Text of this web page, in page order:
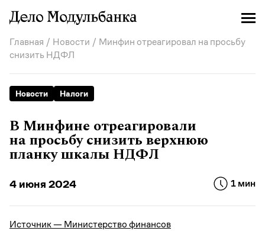
Главная / Новости / Минфин отреагировал на просьбу
снизить НДФЛ
Новости Налоги
В Минфине отреагировали
на просьбу снизить верхнюю
планку шкалы НДФЛ
4 июня 2024 1 мин
Источник — Министерство финансов